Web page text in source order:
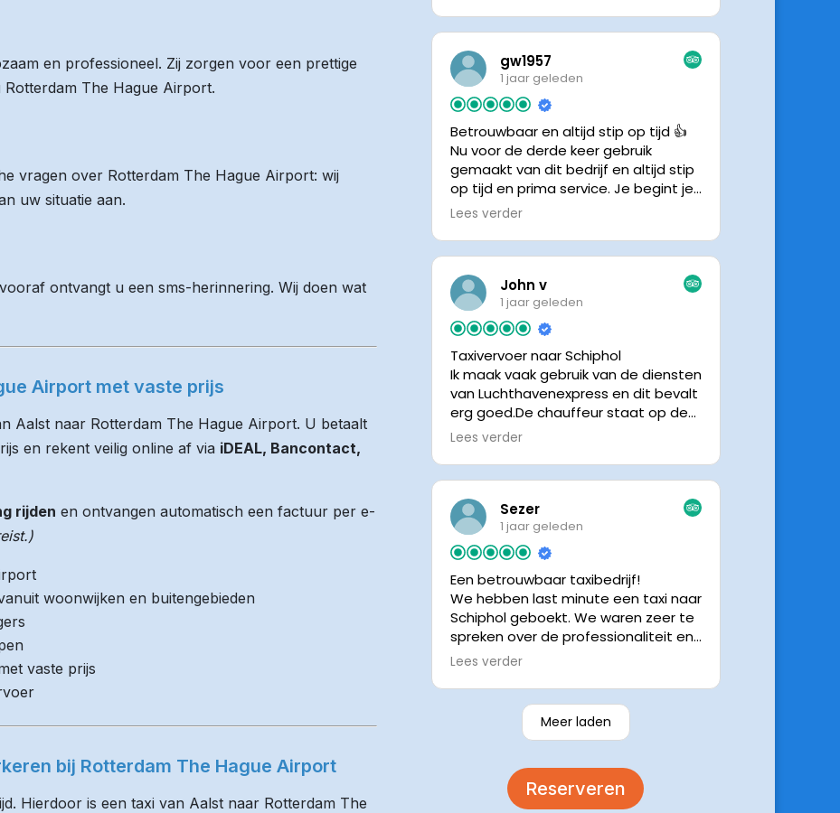
en professioneel. Zij zorgen voor een prettige
The Hague Airport.
vragen over Rotterdam The Hague Airport: wij
uw situatie aan.
ontvangt u een sms-herinnering. Wij doen wat
Airport met vaste prijs
Aalst naar Rotterdam The Hague Airport. U betaalt
en rekent veilig online af via iDEAL, Bancontact,
rijden en ontvangen automatisch een factuur per e-
woonwijken en buitengebieden
vaste prijs
bij Rotterdam The Hague Airport
Hierdoor is een taxi van Aalst naar Rotterdam The
gw1957
1 jaar geleden
Betrouwbaar en altijd stip op tijd 👍
Nu voor de derde keer gebruik
gemaakt van dit bedrijf en altijd stip
op tijd en prima service. Je begint je
vakantie zonder zorgen iig. 👍👍
Lees verder
John v
1 jaar geleden
Taxivervoer naar Schiphol
Ik maak vaak gebruik van de diensten
van Luchthavenexpress en dit bevalt
erg goed.De chauffeur staat op de
afgesproken tijd klaar om je op te
neemt de chauffeur direct contact
staat.Altijd nette chauffeurs, en in
mijn geval is het voordeliger dan
parkeren op P3 bij 9 dagen parkeren.
En dan hopen dat je auto geen
schade heeft ivm de krappe
parkeervakken. Ik beveel
Luchthavenexpress dan ook zeker
aan.
Lees verder
Sezer
1 jaar geleden
Een betrouwbaar taxibedrijf!
We hebben last minute een taxi naar
Schiphol geboekt. We waren zeer te
spreken over de professionaliteit en
vriendelijkheid van luchthavenexpres!
verzekerde om er op tijd te zijn en
stuurde z’n live locatie een paar
minuten voor aanvang bij ons thuis.
volgende keer zou ik weer hier
Lees verder
Meer laden
Reserveren